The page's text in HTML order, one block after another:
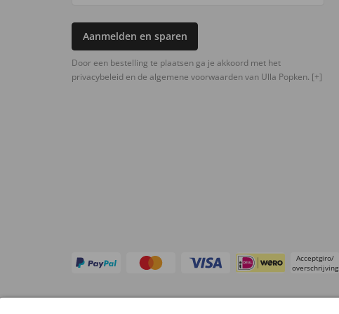
Aanmelden en sparen
Door een bestelling te plaatsen ga je akkoord met het
privacybeleid en de algemene voorwaarden van Ulla Popken. [+]
Acceptgiro/
overschrijving